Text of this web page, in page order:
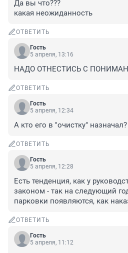
Да вы что???
какая неожиданность
ОТВЕТИТЬ
Гость
5 апреля, 13:16
НАДО ОТНЕСТИСЬ С
ОТВЕТИТЬ
Гость
5 апреля, 12:34
А кто его в "очистку" назначал?
ОТВЕТИТЬ
Гость
5 апреля, 12:28
Есть тенденция, как у
законом - так на следующий
парковки появляются, как
ОТВЕТИТЬ
Гость
5 апреля, 11:12